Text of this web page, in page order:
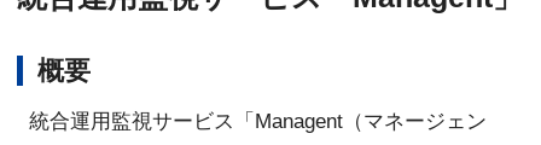
概要
統合運用監視サービス「Managent（マネージェン